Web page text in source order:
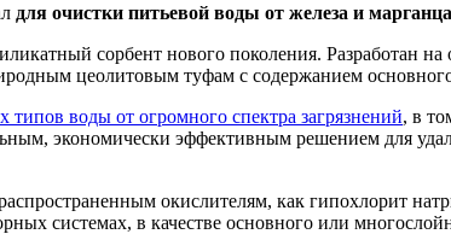
для очистки питьевой воды от железа и марганца
сорбент нового поколения. Разработан
цеолитовым туфам с содержанием
типов воды от огромного спектра загрязнений, в
экономически эффективным решением для
окислителям, как гипохлорит
системах, в качестве основного или